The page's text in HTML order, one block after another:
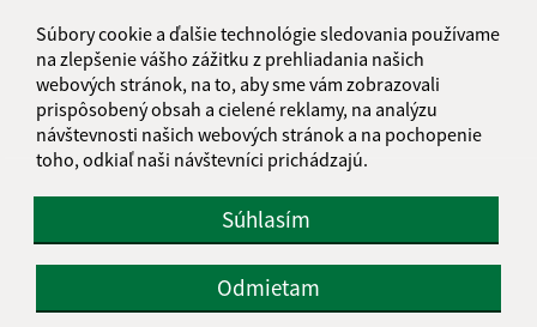
Súbory cookie a ďalšie technológie sledovania používame
na zlepšenie vášho zážitku z prehliadania našich
webových stránok, na to, aby sme vám zobrazovali
prispôsobený obsah a cielené reklamy, na analýzu
návštevnosti našich webových stránok a na pochopenie
toho, odkiaľ naši návštevníci prichádzajú.
Súhlasím
Odmietam
+421 55 300 90 01
IČO: 00690988